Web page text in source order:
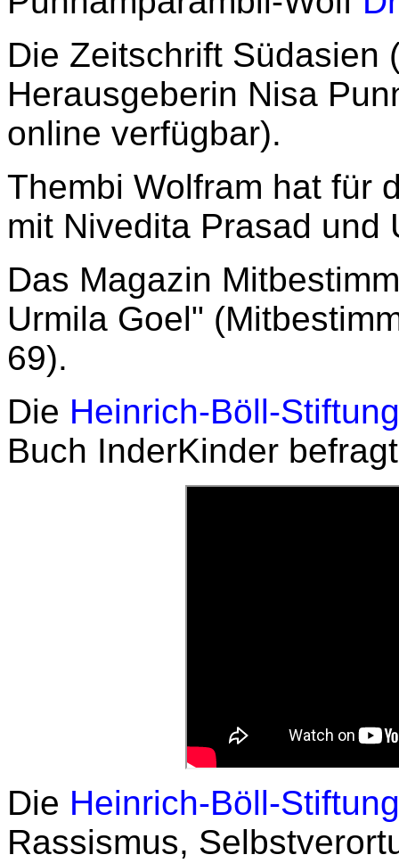
Die Zeitschrift Südasien
Herausgeberin Nisa
online verfügbar).
Thembi Wolfram hat für
mit Nivedita Prasad und
Das Magazin
Urmila Goel"
69).
Die Heinrich-Böll-Stiftung
Buch InderKinder
Die Heinrich-Böll-Stiftung
Rassismus,